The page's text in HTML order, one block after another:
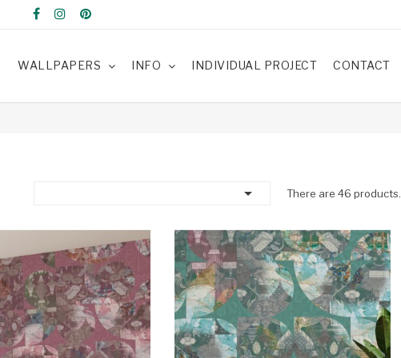
WALLPAPERS INFO INDIVIDUAL PROJECT CONTACT
 There are 46 products.